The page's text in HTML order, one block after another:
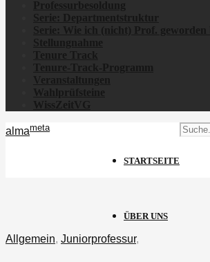
almameta
STARTSEITE
ÜBER UNS
Allgemein, Juniorprofessur,